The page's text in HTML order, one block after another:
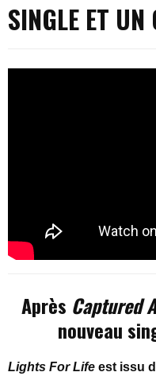
SINGLE ET UN
Après Captured
nouveau
Lights For Life est issu